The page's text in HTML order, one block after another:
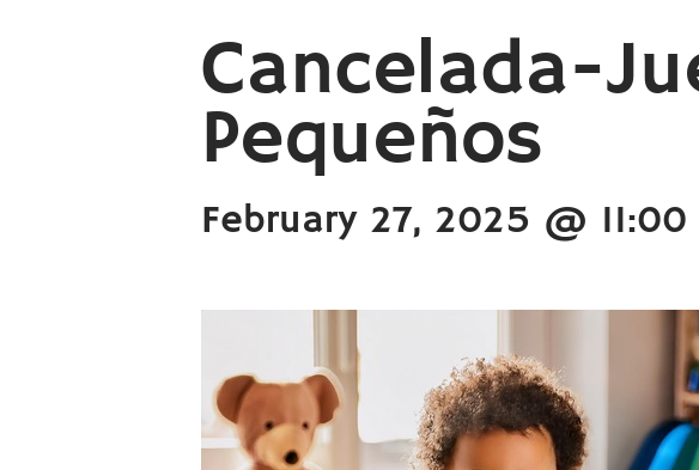
Cancelada-
Pequeños
February 27, 2025 @ 11:00